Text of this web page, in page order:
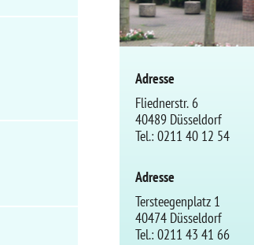
Adresse
Fliednerstr. 6
40489 Düsseldorf
Tel.: 0211 40 12 54
Adresse
Tersteegenplatz 1
40474 Düsseldorf
Tel.: 0211 43 41 66